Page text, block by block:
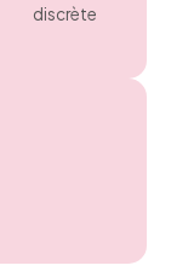
discrète